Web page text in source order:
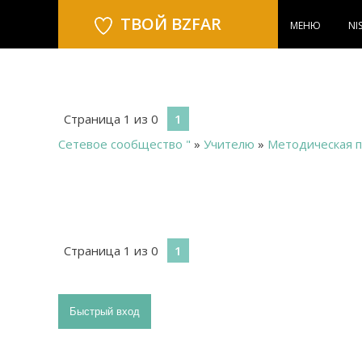
ТВОЙ BZFAR МЕНЮ
Страница 1 из 0
1
Сетевое сообщество " » Учителю » Методическая
Страница 1 из 0
1